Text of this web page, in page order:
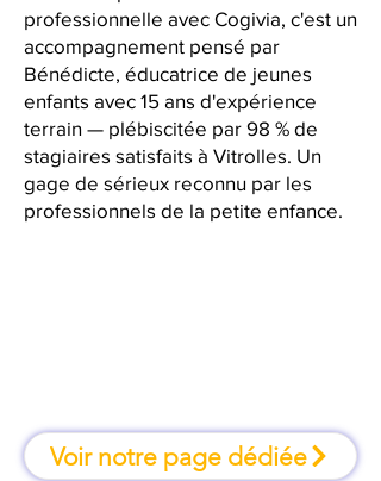
professionnelle avec Cogivia, c'est un
accompagnement pensé par
Bénédicte, éducatrice de jeunes
enfants avec 15 ans d'expérience
terrain — plébiscitée par 98 % de
stagiaires satisfaits à Vitrolles. Un
gage de sérieux reconnu par les
professionnels de la petite enfance.
Voir notre page dédiée